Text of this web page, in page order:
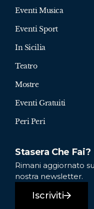
Eventi Musica
Eventi Sport
In Sicilia
Teatro
Mostre
Eventi Gratuiti
Peri Peri
Stasera Che Fai?
Rimani aggiornato
nostra newsletter.
Iscriviti